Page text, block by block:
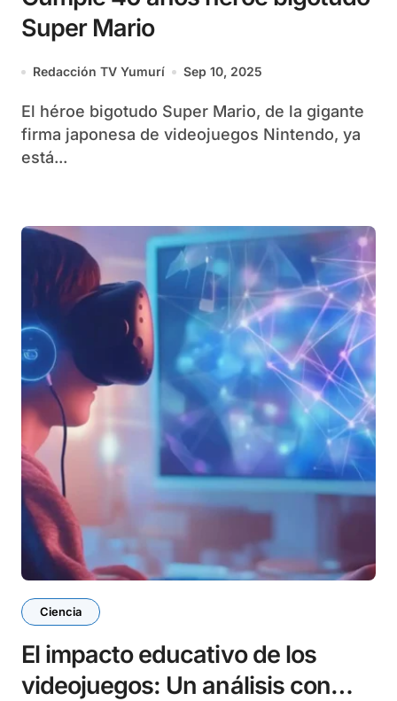
Super Mario
Redacción TV Yumurí Sep 10, 2025
El héroe bigotudo Super Mario, de la gigante
firma japonesa de videojuegos Nintendo, ya
está...
Ciencia
El impacto educativo de los
videojuegos: Un análisis con